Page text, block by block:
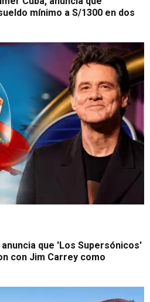
mínimo a S/1300 en dos
que 'Los Supersónicos'
con Jim Carrey como